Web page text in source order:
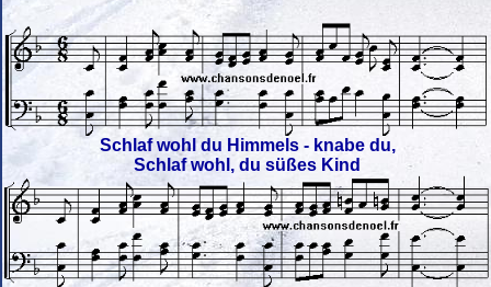
Schlaf wohl du Himmels - knabe du,
Schlaf wohl, du süßes Kind